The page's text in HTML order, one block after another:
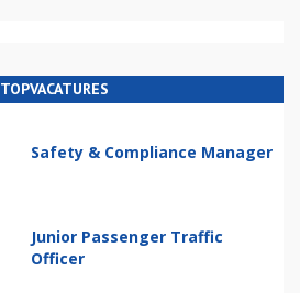
TOPVACATURES
Safety & Compliance Manager
Junior Passenger Traffic
Officer